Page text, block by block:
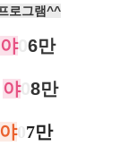
로그램^^
야0 6만
야0 8만
야0 7만